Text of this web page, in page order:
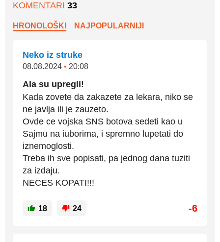
KOMENTARI 33
HRONOLOŠKI NAJPOPULARNIJI
Neko iz struke
08.08.2024 • 20:08
Ala su upregli!
Kada zovete da zakazete za lekara, niko se
ne javlja ili je zauzeto.
Ovde ce vojska SNS botova sedeti kao u
Sajmu na iuborima, i spremno lupetati do
iznemoglosti.
Treba ih sve popisati, pa jednog dana tuziti
za izdaju.
NECES KOPATI!!!
18 24 -6